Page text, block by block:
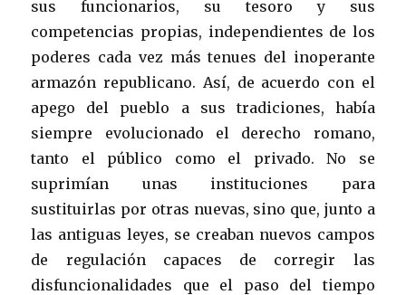
sus funcionarios, su tesoro y sus
competencias propias, independientes de los
poderes cada vez más tenues del inoperante
armazón republicano. Así, de acuerdo con el
apego del pueblo a sus tradiciones, había
siempre evolucionado el derecho romano,
tanto el público como el privado. No se
suprimían unas instituciones para
sustituirlas por otras nuevas, sino que, junto a
las antiguas leyes, se creaban nuevos campos
de regulación capaces de corregir las
disfuncionalidades que el paso del tiempo